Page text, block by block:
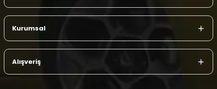
Kurumsal
Alışveriş